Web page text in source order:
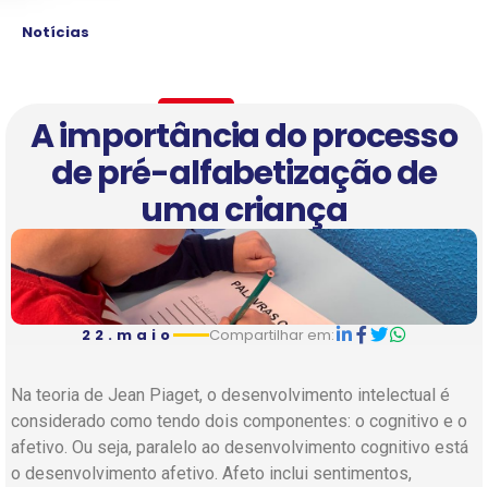
Notícias
A importância do processo
de pré-alfabetização de
uma criança
22.maio Compartilhar em:
Na teoria de Jean Piaget, o desenvolvimento intelectual é
considerado como tendo dois componentes: o cognitivo e o
afetivo. Ou seja, paralelo ao desenvolvimento cognitivo está
o desenvolvimento afetivo. Afeto inclui sentimentos,